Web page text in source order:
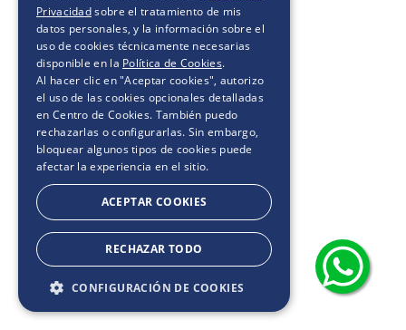
Privacidadsobre el tratamiento de mis
datos personales, y la información sobre el
uso de cookies técnicamente necesarias
disponible en la Política de Cookies.
Al hacer clic en "Aceptar cookies", autorizo
el uso de las cookies opcionales detalladas
en Centro de Cookies. También puedo
rechazarlas o configurarlas. Sin embargo,
bloquear algunos tipos de cookies puede
afectar la experiencia en el sitio.
ACEPTAR COOKIES
RECHAZAR TODO
CONFIGURACIÓN DE COOKIES